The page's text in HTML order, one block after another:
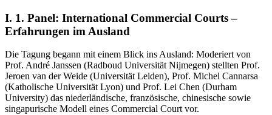
I. 1. Panel: International Commercial Courts –
Erfahrungen im Ausland
Die Tagung begann mit einem Blick ins Ausland: Moderiert von
Prof. André Janssen (Radboud Universität Nijmegen) stellten Prof.
Jeroen van der Weide (Universität Leiden), Prof. Michel Cannarsa
(Katholische Universität Lyon) und Prof. Lei Chen (Durham
University) das niederländische, französische, chinesische sowie
singapurische Modell eines Commercial Court vor.